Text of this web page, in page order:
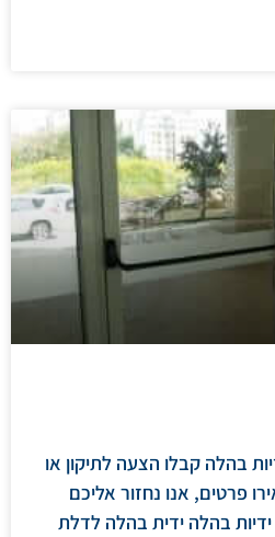
בהלה קבלו הצעה לתיקון או
פרטים, אנו נחזור אליכם
בהלה ידית בהלה לדלת